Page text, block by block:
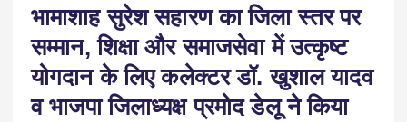
भामाशाह सुरेश सहारण का जिला स्तर पर
सम्मान, शिक्षा और समाजसेवा में उत्कृष्ट
योगदान के लिए कलेक्टर डॉ. खुशाल यादव
व भाजपा जिलाध्यक्ष प्रमोद डेलू ने किया